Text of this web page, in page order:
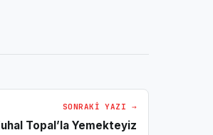
SONRAKI YAZI →
Topal’la Yemekteyiz